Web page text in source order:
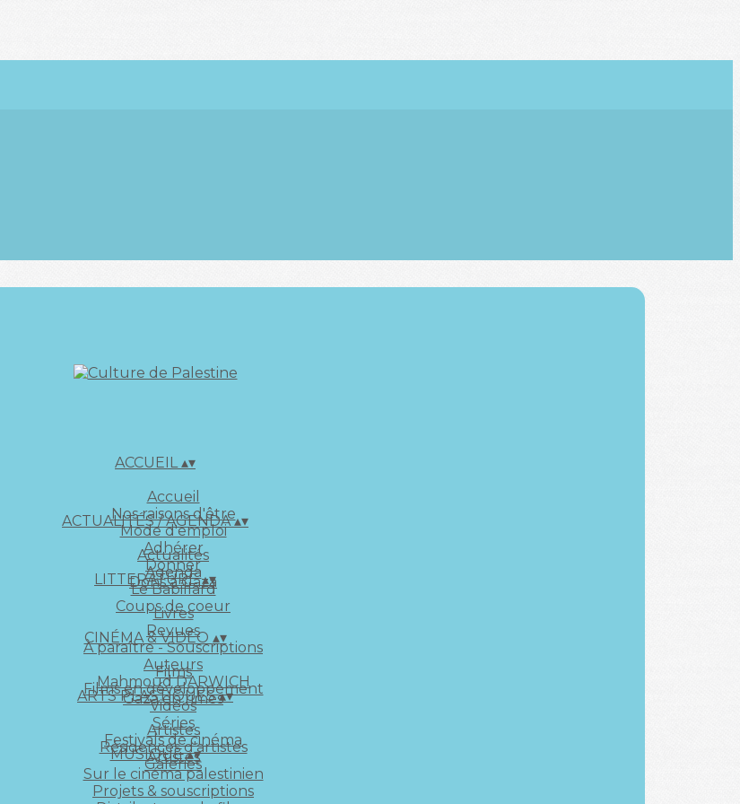
ACCUEIL▴▾
Accueil
Nos raisons d'être
Mode d'emploi
Adhérer
Donner
Dons à Gaza
ACTUALITÉS / AGENDA▴▾
Actualités
Agenda
Le Babillard
Coups de coeur
LITTERATURE▴▾
Livres
Revues
À paraître - Souscriptions
Auteurs
Mahmoud DARWICH
Gaza en rimes
CINÉMA & VIDÉO ▴▾
Films
Films en développement
Vidéos
Séries
Festivals de cinéma
Artistes
Sur le cinéma palestinien
Projets & souscriptions
ARTS PLASTIQUES▴▾
Artistes
Résidences d'artistes
Galeries
MUSIQUE▴▾